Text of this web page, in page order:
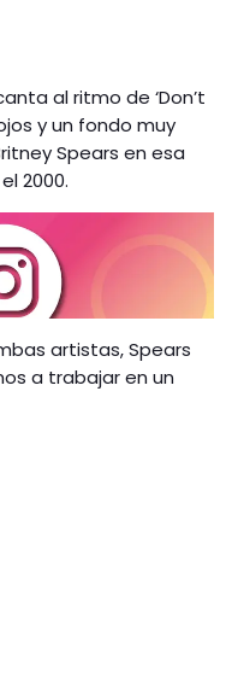
al ritmo de ‘Don’t
y un fondo muy
Spears en esa
2000.
artistas, Spears
a trabajar en un